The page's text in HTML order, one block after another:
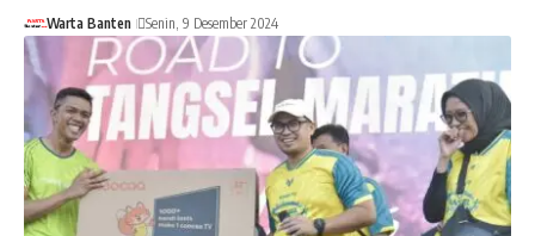
Warta Banten Senin, 9 Desember 2024